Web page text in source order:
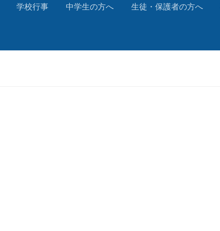
学校行事 中学生の方へ 生徒・保護者の方へ